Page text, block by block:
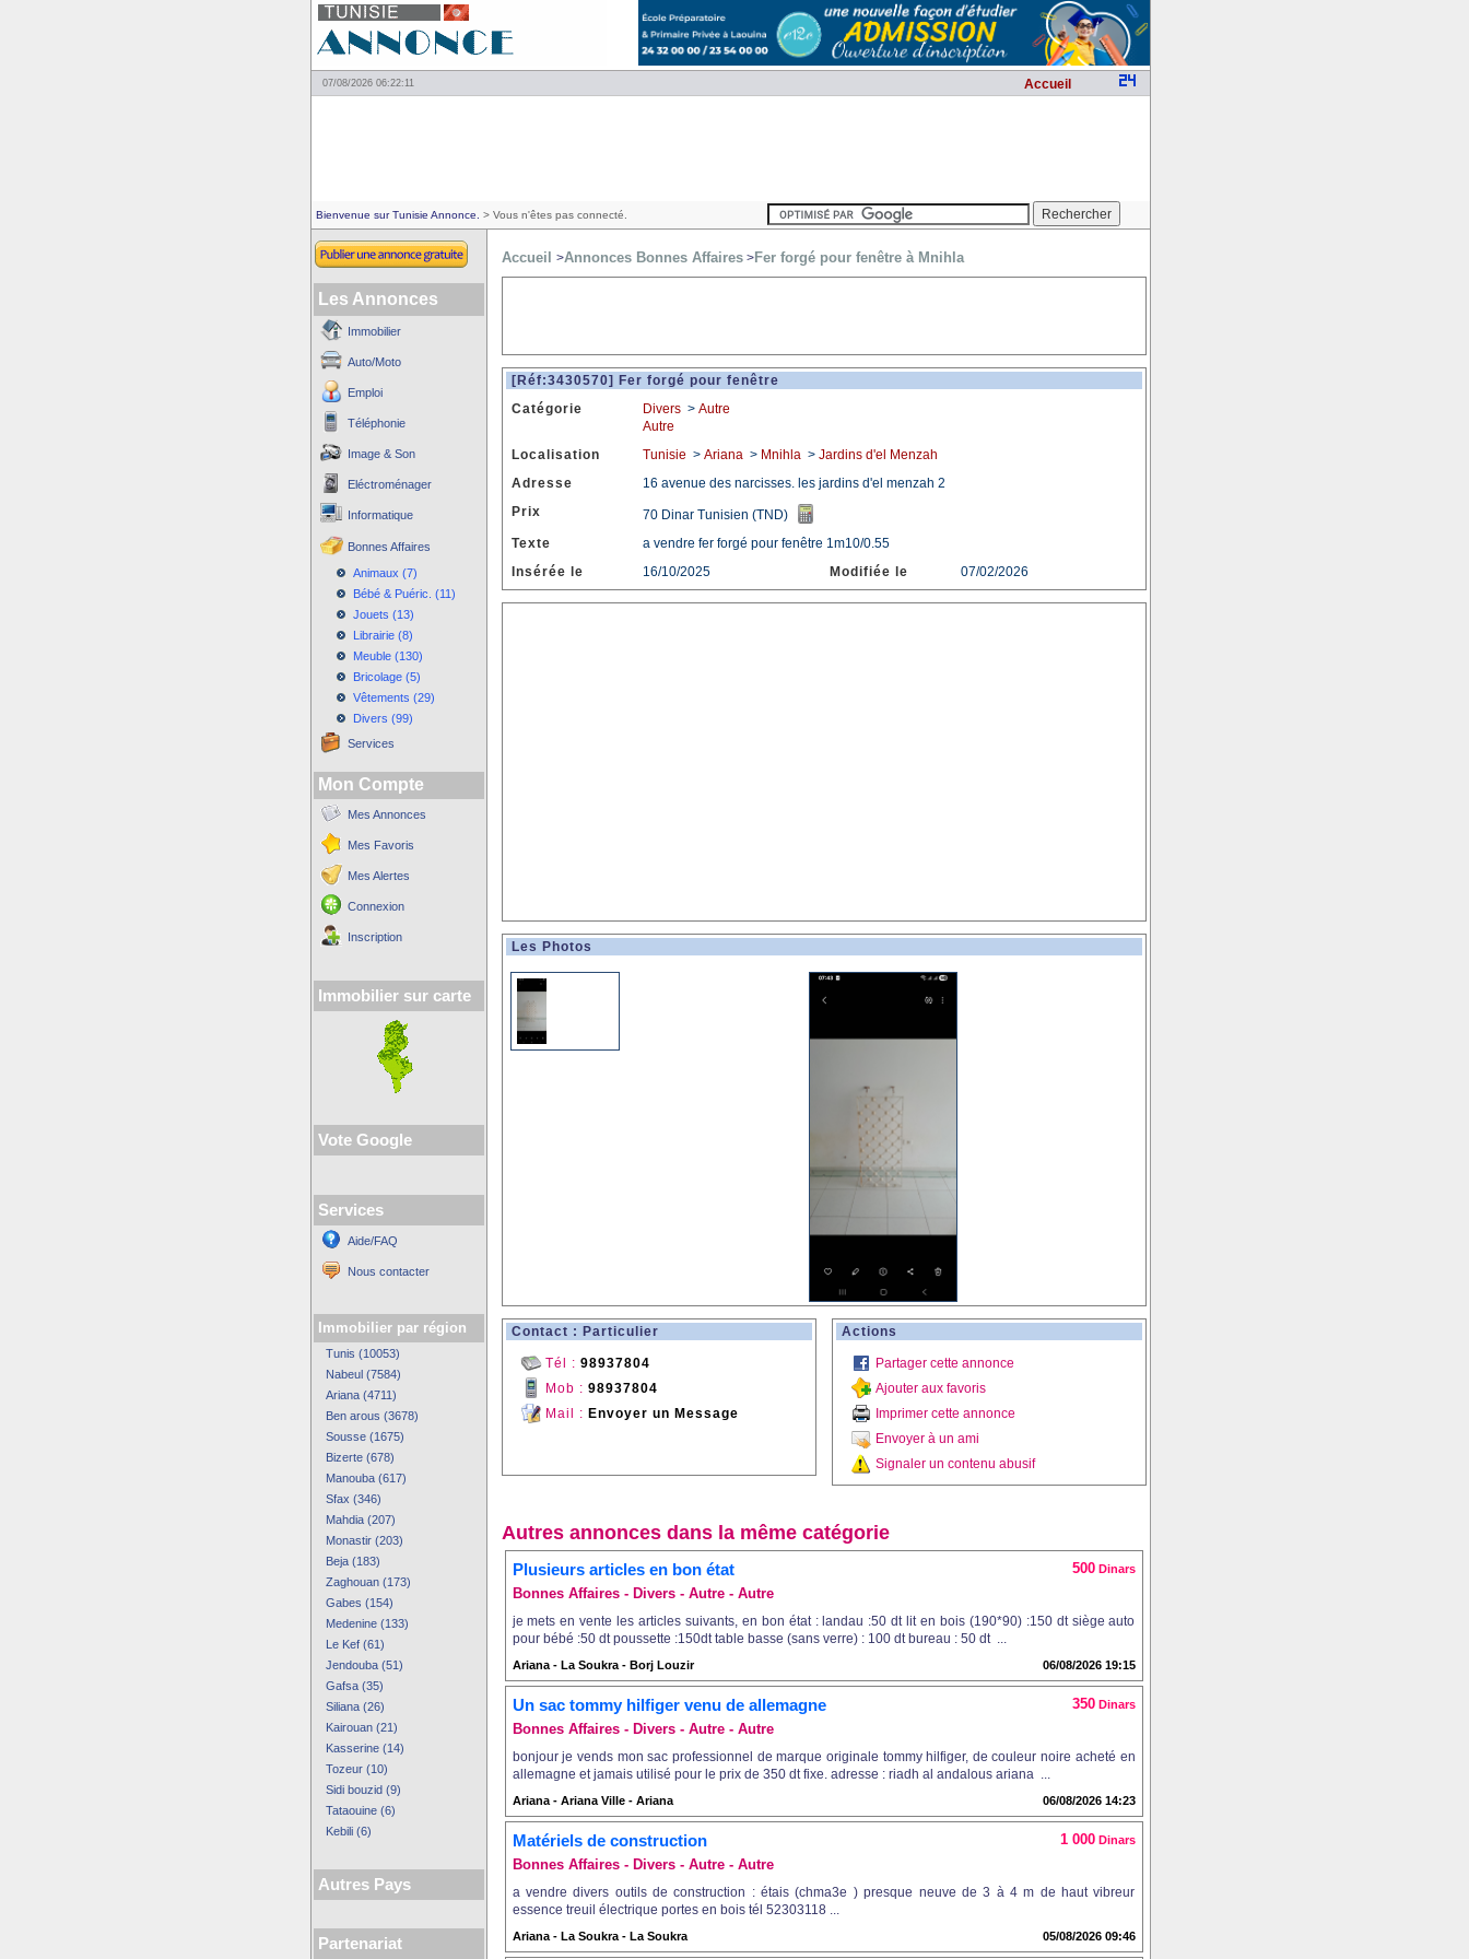
07/08/2026 06:22:11 Accueil
Bienvenue sur Tunisie Annonce. > Vous n'êtes pas connecté.
Les Annonces
Immobilier
Auto/Moto
Emploi
Téléphonie
Image & Son
Eléctroménager
Informatique
Bonnes Affaires
Animaux (7)
Bébé & Puéric. (11)
Jouets (13)
Librairie (8)
Meuble (130)
Bricolage (5)
Vêtements (29)
Divers (99)
Services
Mon Compte
Mes Annonces
Mes Favoris
Mes Alertes
Connexion
Inscription
Immobilier sur carte
Vote Google
Services
Aide/FAQ
Nous contacter
Immobilier par région
Tunis (10053)
Nabeul (7584)
Ariana (4711)
Ben arous (3678)
Sousse (1675)
Bizerte (678)
Manouba (617)
Sfax (346)
Mahdia (207)
Monastir (203)
Beja (183)
Zaghouan (173)
Gabes (154)
Medenine (133)
Le Kef (61)
Jendouba (51)
Gafsa (35)
Siliana (26)
Kairouan (21)
Kasserine (14)
Tozeur (10)
Sidi bouzid (9)
Tataouine (6)
Kebili (6)
Autres Pays
Partenariat
Accueil >Annonces Bonnes Affaires>Fer forgé pour fenêtre à Mnihla
[Réf:3430570] Fer forgé pour fenêtre
Catégorie
Divers> Autre
Autre
Localisation
Tunisie > Ariana> Mnihla> Jardins d'el Menzah
Adresse
16 avenue des narcisses. les jardins d'el menzah 2
Prix
70 Dinar Tunisien (TND)
Texte
a vendre fer forgé pour fenêtre 1m10/0.55
Insérée le
16/10/2025 Modifiée le 07/02/2026
Les Photos
Contact : Particulier
Tél : 98937804
Mob : 98937804
Mail : Envoyer un Message
Actions
Partager cette annonce
Ajouter aux favoris
Imprimer cette annonce
Envoyer à un ami
Signaler un contenu abusif
Autres annonces dans la même catégorie
Plusieurs articles en bon état 500 Dinars
Bonnes Affaires - Divers - Autre - Autre
je mets en vente les articles suivants, en bon état : landau :50 dt lit en bois (190*90) :150 dt siège auto
pour bébé :50 dt poussette :150dt table basse (sans verre) : 100 dt bureau : 50 dt ...
Ariana - La Soukra - Borj Louzir 06/08/2026 19:15
Un sac tommy hilfiger venu de allemagne 350 Dinars
Bonnes Affaires - Divers - Autre - Autre
bonjour je vends mon sac professionnel de marque originale tommy hilfiger, de couleur noire acheté en
allemagne et jamais utilisé pour le prix de 350 dt fixe. adresse : riadh al andalous ariana ...
Ariana - Ariana Ville - Ariana 06/08/2026 14:23
Matériels de construction 1 000 Dinars
Bonnes Affaires - Divers - Autre - Autre
a vendre divers outils de construction : étais (chma3e ) presque neuve de 3 à 4 m de haut vibreur
essence treuil électrique portes en bois tél 52303118 ...
Ariana - La Soukra - La Soukra 05/08/2026 09:46